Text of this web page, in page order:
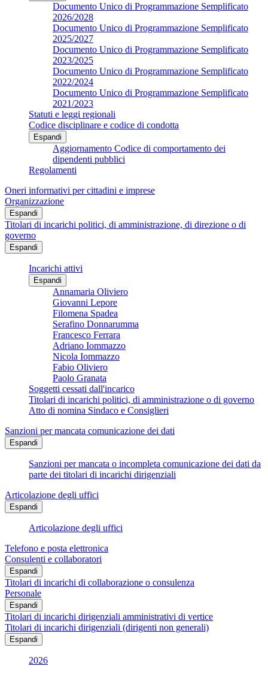
Documento Unico di Programmazione Semplificato
2026/2028
Documento Unico di Programmazione Semplificato
2025/2027
Documento Unico di Programmazione Semplificato
2023/2025
Documento Unico di Programmazione Semplificato
2022/2024
Documento Unico di Programmazione Semplificato
2021/2023
Statuti e leggi regionali
Codice disciplinare e codice di condotta
Espandi
Aggiornamento Codice di comportamento dei
dipendenti pubblici
Regolamenti
Oneri informativi per cittadini e imprese
Organizzazione
Espandi
Titolari di incarichi politici, di amministrazione, di direzione o di
governo
Espandi
Incarichi attivi
Espandi
Annamaria Oliviero
Giovanni Lepore
Filomena Spadea
Serafino Donnarumma
Francesco Ferrara
Adriano Iommazzo
Nicola Iommazzo
Fabio Oliviero
Paolo Granata
Soggetti cessati dall'incarico
Titolari di incarichi politici, di amministrazione o di governo
Atto di nomina Sindaco e Consiglieri
Sanzioni per mancata comunicazione dei dati
Espandi
Sanzioni per mancata o incompleta comunicazione dei dati da
parte dei titolari di incarichi dirigenziali
Articolazione degli uffici
Espandi
Articolazione degli uffici
Telefono e posta elettronica
Consulenti e collaboratori
Espandi
Titolari di incarichi di collaborazione o consulenza
Personale
Espandi
Titolari di incarichi dirigenziali amministrativi di vertice
Titolari di incarichi dirigenziali (dirigenti non generali)
Espandi
2026